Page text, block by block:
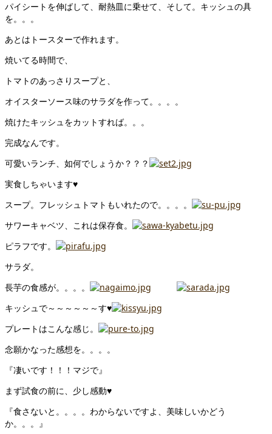
パイシートを伸ばして、耐熱皿に乗せて、そして。キッシュの具
を。。。
あとはトースターで作れます。
焼いてる時間で、
トマトのあっさりスープと、
オイスターソース味のサラダを作って。。。。
焼けたキッシュをカットすれば。。。
完成なんです。
可愛いランチ、如何でしょうか？？？
実食しちゃいます♥
スープ。フレッシュトマトもいれたので。。。。
サワーキャベツ、これは保存食。
ピラフです。
サラダ。
長芋の食感が。。。。
キッシュで～～～～～～す♥
プレートはこんな感じ。
念願かなった感想を。。。。
『凄いです！！！マジで』
まず試食の前に、少し感動♥
『食さないと。。。。わからないですよ、美味しいかどう
か。。。』